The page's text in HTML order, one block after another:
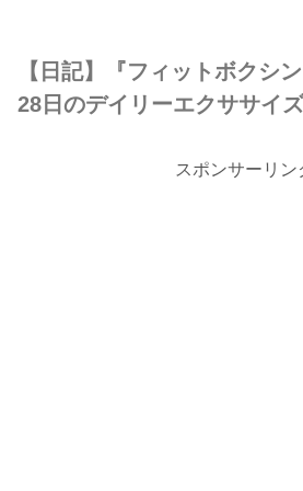
【日記】『フィットボクシ
28日のデイリーエクササイ
スポンサーリン